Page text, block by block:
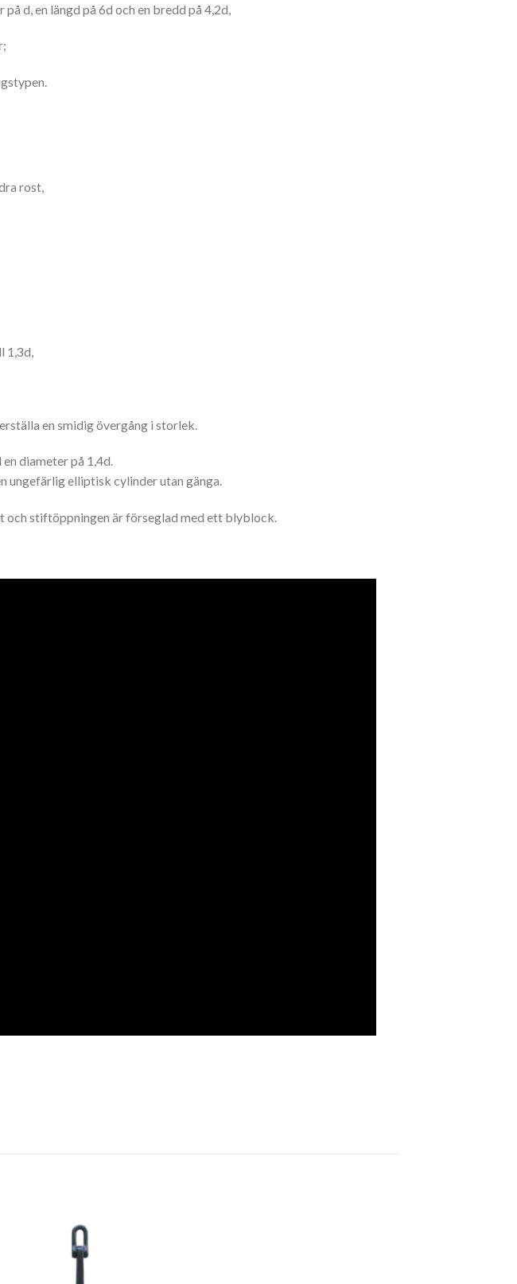
d, en längd på 6d och en bredd på 4,2d,
rost,
1,3d,
en smidig övergång i storlek.
diameter på 1,4d.
ungefärlig elliptisk cylinder utan gänga.
stiftöppningen är förseglad med ett blyblock.